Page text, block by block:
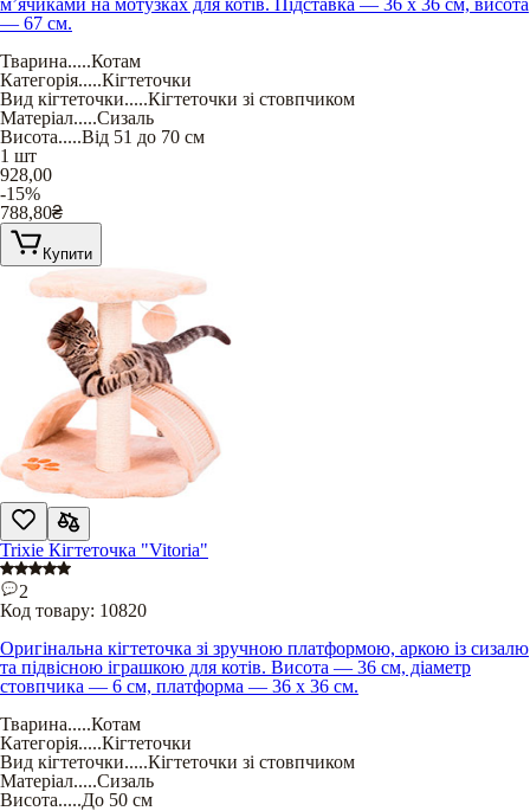
— 67 см.
Тварина.....Котам
Категорія.....Кігтеточки
Вид кігтеточки.....Кігтеточки зі стовпчиком
Матеріал.....Сизаль
Висота.....Від 51 до 70 см
1 шт
928,00
-15%
788,80₴
Купити
Trixie Кігтеточка "Vitoria"
2
Код товару: 10820
Оригінальна кігтеточка зі зручною платформою, аркою із сизалю
та підвісною іграшкою для котів. Висота — 36 см, діаметр
стовпчика — 6 см, платформа — 36 х 36 см.
Тварина.....Котам
Категорія.....Кігтеточки
Вид кігтеточки.....Кігтеточки зі стовпчиком
Матеріал.....Сизаль
Висота.....До 50 см